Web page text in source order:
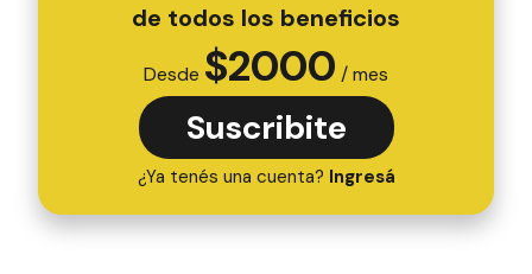
de todos los beneficios
Desde $2000 / mes
Suscribite
¿Ya tenés una cuenta? Ingresá